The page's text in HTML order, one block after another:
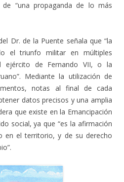
“una propaganda de lo más
Dr. de la Puente señala que “la
el triunfo militar en múltiples
ejército de Fernando VII, o la
Mediante la utilización de
notas al final de cada
datos precisos y una amplia
que existe en la Emancipación
social, ya que “es la afirmación
en el territorio, y de su derecho